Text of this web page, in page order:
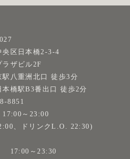
央区日本橋2-3-4
ラザビル2F
駅八重洲北口 徒歩3分
本橋駅B3番出口 徒歩2分
8851
～23:00
、ドリンクL.O. 22:30)
～23:30